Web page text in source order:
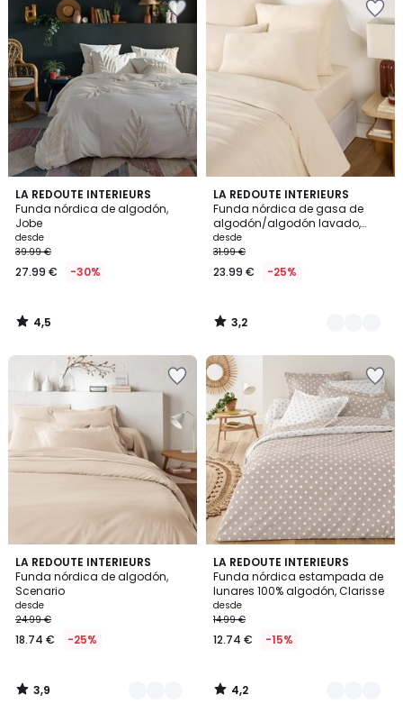
LA REDOUTE INTERIEURS
Funda nórdica de algodón,
Jobe
desde
39.99 €
27.99 € -30%
4,5
/ 5
4,5
/
LA REDOUTE INTERIEURS
Funda nórdica de gasa de
algodón/algodón lavado,
KUMCO
desde
31.99 €
23.99 € -25%
3,2
/ 5
10
Colores
3,2
/
LA REDOUTE INTERIEURS
Funda nórdica de algodón,
Scenario
desde
24.99 €
18.74 € -25%
3,9
/ 5
22
Colores
3,9
/
LA REDOUTE INTERIEURS
Funda nórdica estampada de
lunares 100% algodón, Clarisse
desde
14.99 €
12.74 € -15%
4,2
/ 5
5
Colores
4,2
/